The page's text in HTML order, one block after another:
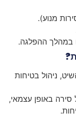
מנוע).
במהלך ההפלגה.
ניהול בטיחות
באופן עצמאי,